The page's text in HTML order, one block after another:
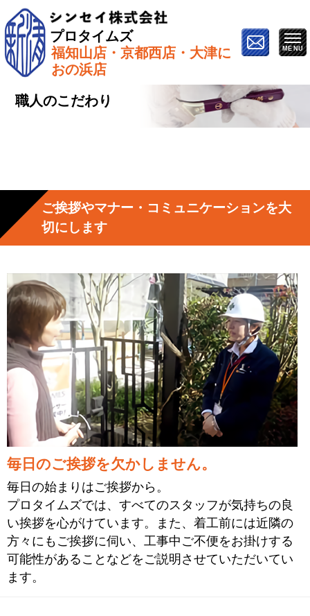
プロタイムズ
福知山店・京都西店・大津に
おの浜店
ホーム»プロタイムズの職人のこだわり
職人のこだわり
ご挨拶やマナー・コミュニケーションを大
切にします
毎日のご挨拶を欠かしません。
毎日の始まりはご挨拶から。
プロタイムズでは、すべてのスタッフが気持ちの良
い挨拶を心がけています。また、着工前には近隣の
方々にもご挨拶に伺い、工事中ご不便をお掛けする
可能性があることなどをご説明させていただいてい
ます。